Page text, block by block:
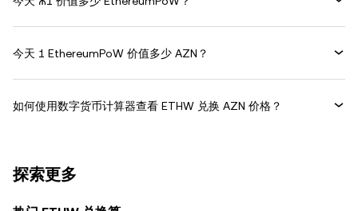
今天 1 EthereumPoW 价值多少 AZN？
如何使用数字货币计算器查看 ETHW 兑换 AZN 价格？
探索更多